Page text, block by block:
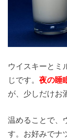
ウイスキーとミ
じです。夜の睡
が、少しだけお
温めることで、
す。お好みでナ